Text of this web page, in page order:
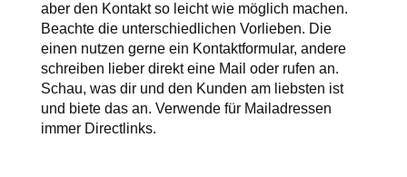
aber den Kontakt so leicht wie möglich machen.
Beachte die unterschiedlichen Vorlieben. Die
einen nutzen gerne ein Kontaktformular, andere
schreiben lieber direkt eine Mail oder rufen an.
Schau, was dir und den Kunden am liebsten ist
und biete das an. Verwende für Mailadressen
immer Directlinks.